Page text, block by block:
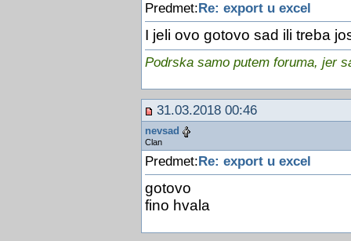
Predmet: Re: export u excel
I jeli ovo gotovo sad ili treba
Podrska samo putem foruma, jer
31.03.2018 00:46
nevsad
Clan
Predmet:Re: export u excel
gotovo
fino hvala